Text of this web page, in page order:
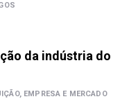
da indústria do
EMPRESA E MERCADO